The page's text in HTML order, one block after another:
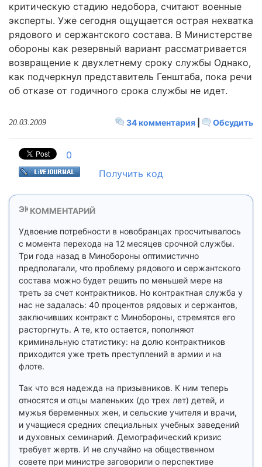
критическую стадию недобора, считают военные
эксперты. Уже сегодня ощущается острая нехватка
рядового и сержантского состава. В Министерстве
обороны как резервный вариант рассматривается
возвращение к двухлетнему сроку службы Однако,
как подчеркнул представитель Генштаба, пока речи
об отказе от годичного срока службы не идет.
34 комментария Обсудить
20.03.2009
0
Получить код
КОММЕНТАРИЙ
Удвоение потребности в новобранцах просчитывалось
с момента перехода на 12 месяцев срочной службы.
Три года назад в Минобороны оптимистично
предполагали, что проблему рядового и сержантского
состава можно будет решить по меньшей мере на
треть за счет контрактников. Но контрактная служба у
нас не задалась: 40 процентов рядовых и сержантов,
заключивших контракт с Минобороны, стремятся его
расторгнуть. А те, кто остается, пополняют
криминальную статистику: на долю контрактников
приходится уже треть преступлений в армии и на
флоте.
Так что вся надежда на призывников. К ним теперь
относятся и отцы маленьких (до трех лет) детей, и
мужья беременных жен, и сельские учителя и врачи,
и учащиеся средних специальных учебных заведений
и духовных семинарий. Демографический кризис
требует жертв. И не случайно на общественном
совете при министре заговорили о перспективе